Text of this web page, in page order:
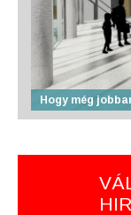
Hogy még